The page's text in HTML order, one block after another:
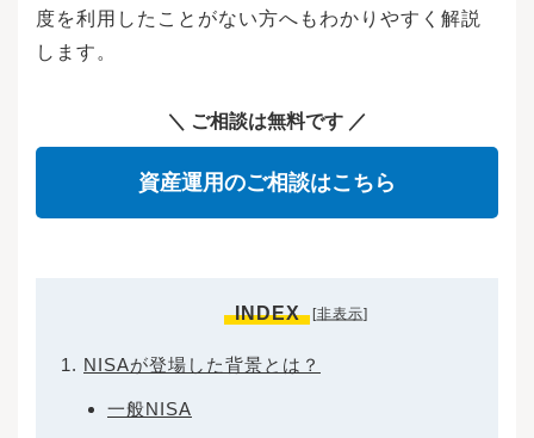
度を利用したことがない方へもわかりやすく解説
します。
＼ ご相談は無料です ／
資産運用のご相談はこちら
INDEX [非表示]
NISAが登場した背景とは？
一般NISA